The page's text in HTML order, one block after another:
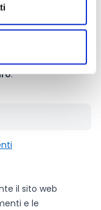
.
il sito web
e le